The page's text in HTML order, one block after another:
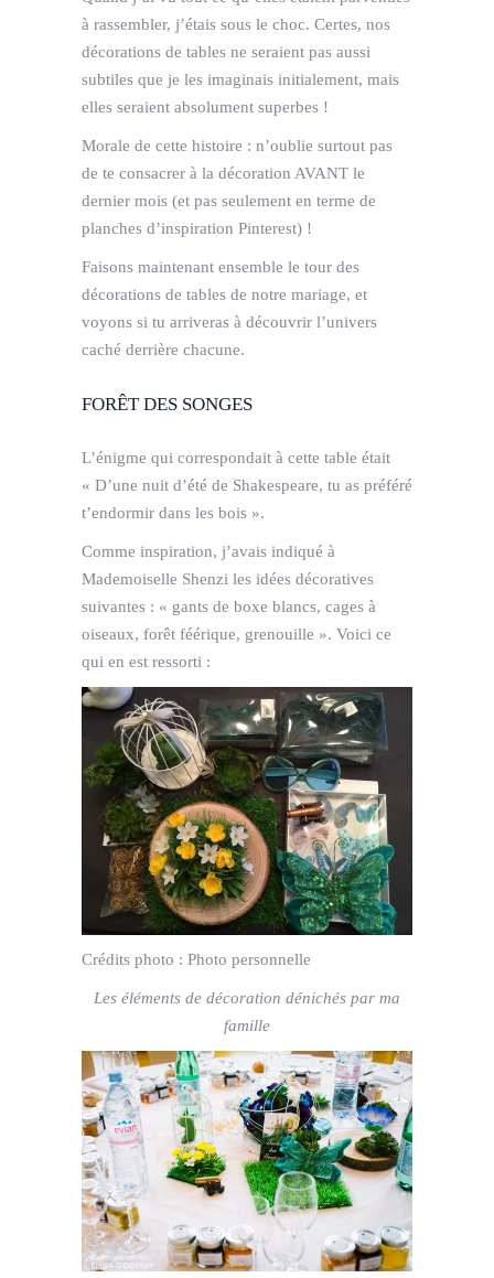
à rassembler, j’étais sous le choc. Certes, nos
décorations de tables ne seraient pas aussi
subtiles que je les imaginais initialement, mais
elles seraient absolument superbes !
Morale de cette histoire : n’oublie surtout pas
de te consacrer à la décoration AVANT le
dernier mois (et pas seulement en terme de
planches d’inspiration Pinterest) !
Faisons maintenant ensemble le tour des
décorations de tables de notre mariage, et
voyons si tu arriveras à découvrir l’univers
caché derrière chacune.
FORÊT DES SONGES
L’énigme qui correspondait à cette table était
« D’une nuit d’été de Shakespeare, tu as préféré
t’endormir dans les bois ».
Comme inspiration, j’avais indiqué à
Mademoiselle Shenzi les idées décoratives
suivantes : « gants de boxe blancs, cages à
oiseaux, forêt féérique, grenouille ». Voici ce
qui en est ressorti :
Crédits photo : Photo personnelle
Les éléments de décoration dénichés par ma
famille